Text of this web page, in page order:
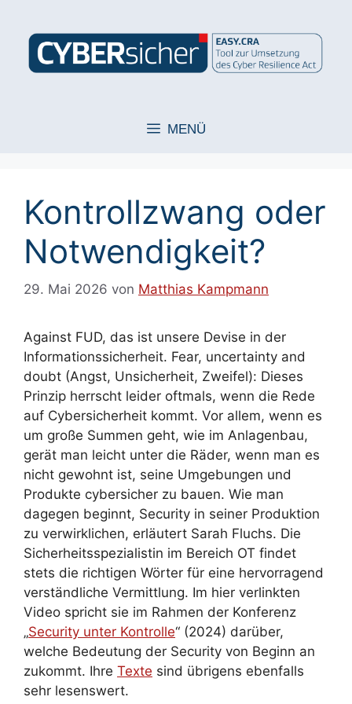
springen
MENÜ
Kontrollzwang oder
Notwendigkeit?
29. Mai 2026 von Matthias Kampmann
Against FUD, das ist unsere Devise in der
Informationssicherheit. Fear, uncertainty and
doubt (Angst, Unsicherheit, Zweifel): Dieses
Prinzip herrscht leider oftmals, wenn die Rede
auf Cybersicherheit kommt. Vor allem, wenn es
um große Summen geht, wie im Anlagenbau,
gerät man leicht unter die Räder, wenn man es
nicht gewohnt ist, seine Umgebungen und
Produkte cybersicher zu bauen. Wie man
dagegen beginnt, Security in seiner Produktion
zu verwirklichen, erläutert Sarah Fluchs. Die
Sicherheitsspezialistin im Bereich OT findet
stets die richtigen Wörter für eine hervorragend
verständliche Vermittlung. Im hier verlinkten
Video spricht sie im Rahmen der Konferenz
„Security unter Kontrolle“ (2024) darüber,
welche Bedeutung der Security von Beginn an
zukommt. Ihre Texte sind übrigens ebenfalls
sehr lesenswert.